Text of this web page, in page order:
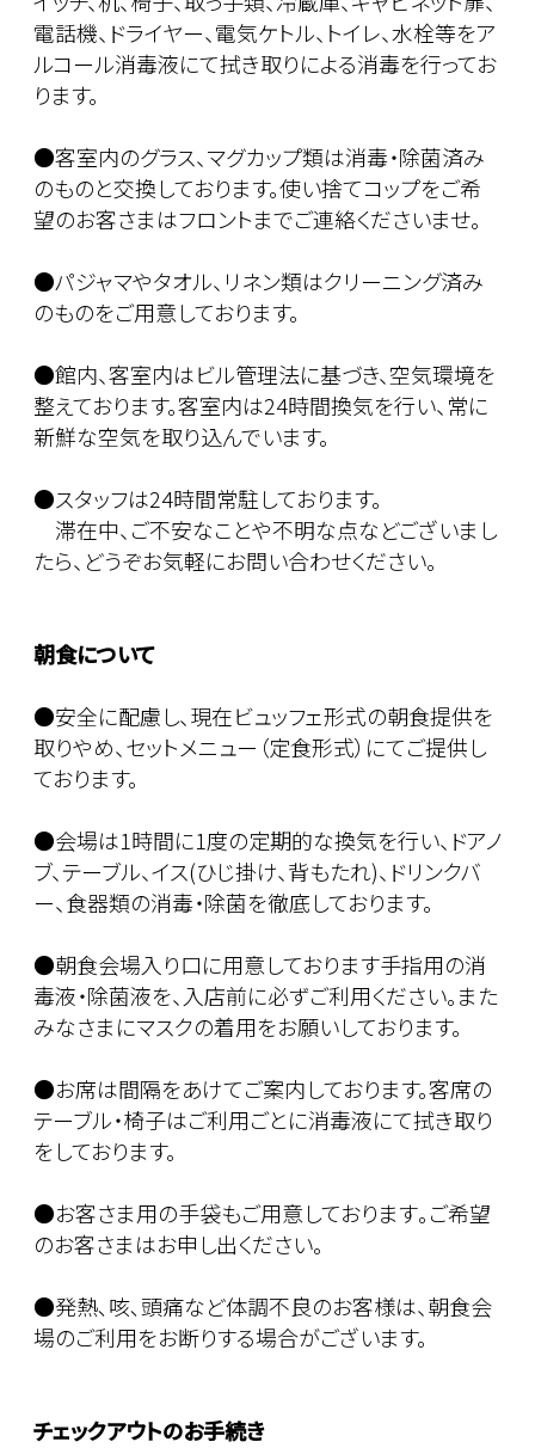
電話機、ドライヤー、電気ケトル、トイレ、水栓等をア
ルコール消毒液にて拭き取りによる消毒を行ってお
ります。
●客室内のグラス、マグカップ類は消毒・除菌済み
のものと交換しております。使い捨てコップをご希
望のお客さまはフロントまでご連絡くださいませ。
●パジャマやタオル、リネン類はクリーニング済み
のものをご用意しております。
●館内、客室内はビル管理法に基づき、空気環境を
整えております。客室内は24時間換気を行い、常に
新鮮な空気を取り込んでいます。
●スタッフは24時間常駐しております。
滞在中、ご不安なことや不明な点などございまし
たら、どうぞお気軽にお問い合わせください。
朝食について
●安全に配慮し、現在ビュッフェ形式の朝食提供を
取りやめ、セットメニュー（定食形式）にてご提供し
ております。
●会場は1時間に1度の定期的な換気を行い、ドアノ
ブ、テーブル、イス(ひじ掛け、背もたれ)、ドリンクバ
ー、食器類の消毒・除菌を徹底しております。
●朝食会場入り口に用意しております手指用の消
毒液・除菌液を、入店前に必ずご利用ください。また
みなさまにマスクの着用をお願いしております。
●お席は間隔をあけてご案内しております。客席の
テーブル・椅子はご利用ごとに消毒液にて拭き取り
をしております。
●お客さま用の手袋もご用意しております｡ご希望
のお客さまはお申し出ください。
●発熱､咳､頭痛など体調不良のお客様は、朝食会
場のご利用をお断りする場合がございます。
チェックアウトのお手続き